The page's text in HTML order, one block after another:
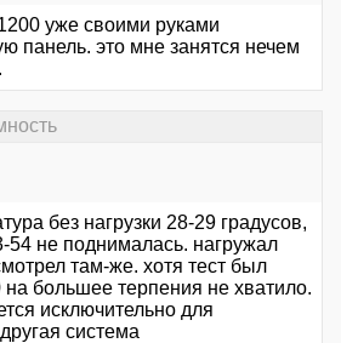
уже своими руками
панель. это мне занятся нечем
без нагрузки 28-29 градусов,
54 не поднималась. нагружал
там-же. хотя тест был
большее терпения не хватило.
исключительно для
система